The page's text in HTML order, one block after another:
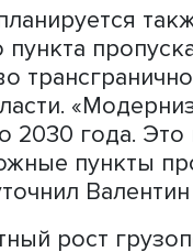
году
Курган
сутки, а
в